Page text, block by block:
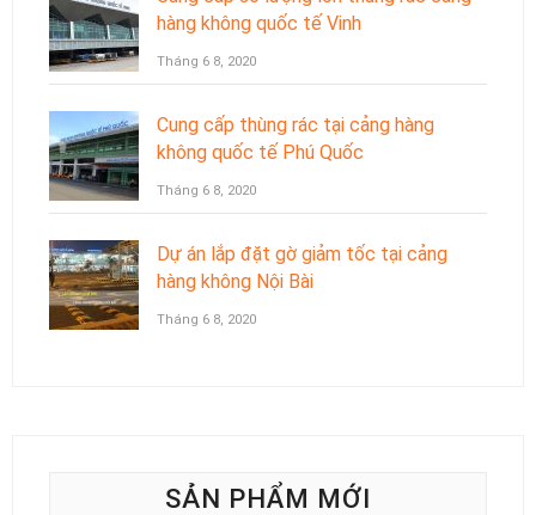
hàng không quốc tế Vinh
Tháng 6 8, 2020
Cung cấp thùng rác tại cảng hàng
không quốc tế Phú Quốc
Tháng 6 8, 2020
Dự án lắp đặt gờ giảm tốc tại cảng
hàng không Nội Bài
Tháng 6 8, 2020
SẢN PHẨM MỚI